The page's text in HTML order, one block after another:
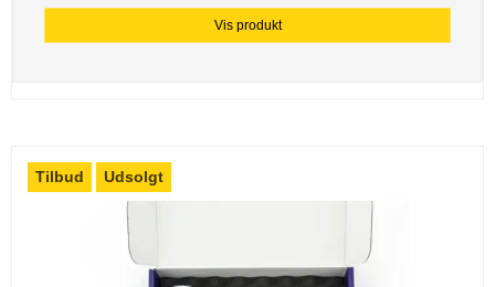
Vis produkt
Tilbud Udsolgt